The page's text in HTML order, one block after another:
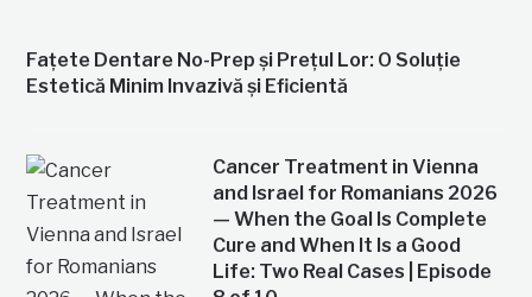
Fațete Dentare No-Prep și Prețul Lor: O Soluție
Estetică Minim Invazivă și Eficientă
Cancer Treatment in Vienna
and Israel for Romanians 2026
— When the Goal Is Complete
Cure and When It Is a Good
Life: Two Real Cases | Episode